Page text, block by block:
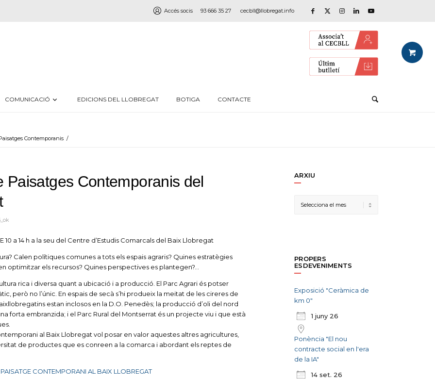
Accés socis 93 666 35 27 cecbll@llobregat.info
COMUNICACIÓ EDICIONS DEL LLOBREGAT BOTIGA CONTACTE
Contemporanis /
Paisatges Contemporanis del
10 a 14 h a la seu del Centre d’Estudis Comarcals del Baix Llobregat
Calen polítiques comunes a tots els espais agraris? Quines estratègies
optimitzar els recursos? Quines perspectives es plantegen?…
rica i diversa quant a ubicació i a producció. El Parc Agrari és potser
però no l’únic. En espais de secà s’hi produeix la meitat de les cireres de
estan inclosos en la D.O. Penedès; la producció d’oli del nord
forta embranzida; i el Parc Rural del Montserrat és un projecte viu i que està
al Baix Llobregat vol posar en valor aquestes altres agricultures,
de productes que es conreen a la comarca i abordant els reptes de
CONTEMPORANI AL BAIX LLOBREGAT
ARXIU
PROPERS
ESDEVENIMENTS
Exposició "Ceràmica de
km 0"
1 juny 26
Ponència "El nou
contracte social en l'era
de la IA"
14 set. 26